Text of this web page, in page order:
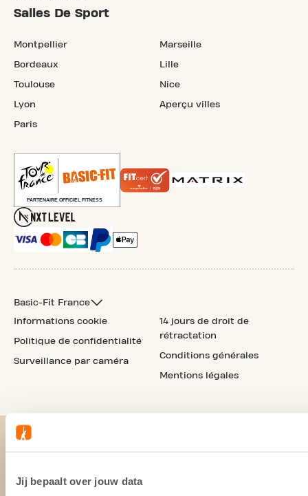
Jij bepaalt over jouw data
Salles De Sport
Montpellier
Bordeaux
Toulouse
Lyon
Paris
Marseille
Lille
Nice
Aperçu villes
Basic-Fit France
Informations cookie
Politique de confidentialité
Surveillance par caméra
14 jours de droit de
rétractation
Conditions générales
Mentions légales